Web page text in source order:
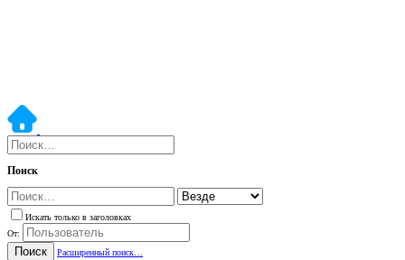
Поиск
Искать только в заголовках
От:
Поиск Расширенный поиск…